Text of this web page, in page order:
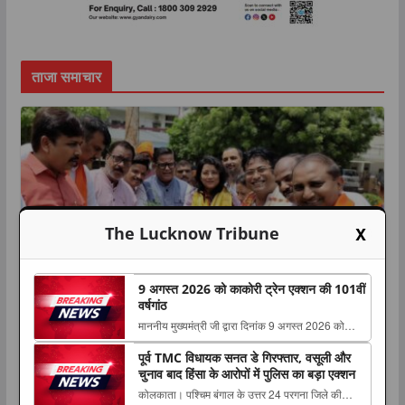
ताजा समाचार
TOP NEWS उत्तर प्रदेश राज्य
एक पेड़ मां के नाम’ अभियान के तहत
लखनऊ में पौधरोपण, वेदान्त कंप्यूटर एकेडमी
The Lucknow Tribune X
9 अगस्त 2026 को काकोरी ट्रेन एक्शन की 101वीं
वर्षगांठ
माननीय मुख्यमंत्री जी द्वारा दिनांक 9 अगस्त 2026 को
काकोरी ट्रेन एक्शन की 101वीं वर्षगांठ के अवसर पर
‘काकोरी ट्रेन The post 9 अगस्त 2026 को काकोरी ट्रेन
एक्शन की 101वीं वर्षगांठ appeared first on The
Lucknow Tribune. ...
पूर्व TMC विधायक सनत डे गिरफ्तार, वसूली और
चुनाव बाद हिंसा के आरोपों में पुलिस का बड़ा एक्शन
कोलकाता। पश्चिम बंगाल के उत्तर 24 परगना जिले की